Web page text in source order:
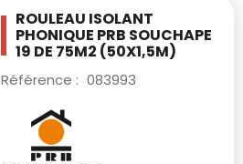
ROULEAU ISOLANT
PHONIQUE PRB SOUCHAPE
19 DE 75M2 (50X1,5M)
Référence : 083993